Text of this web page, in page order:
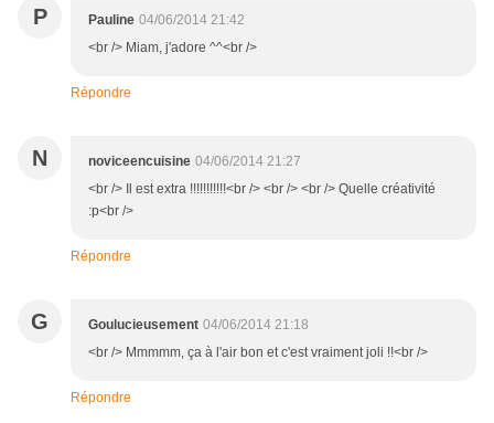
P Pauline 04/06/2014 21:42
<br /> Miam, j'adore ^^<br />
Répondre
N noviceencuisine 04/06/2014 21:27
<br /> Il est extra !!!!!!!!!!!<br /> <br /> <br /> Quelle créativité
:p<br />
Répondre
G Goulucieusement 04/06/2014 21:18
<br /> Mmmmm, ça à l'air bon et c'est vraiment joli !!<br />
Répondre